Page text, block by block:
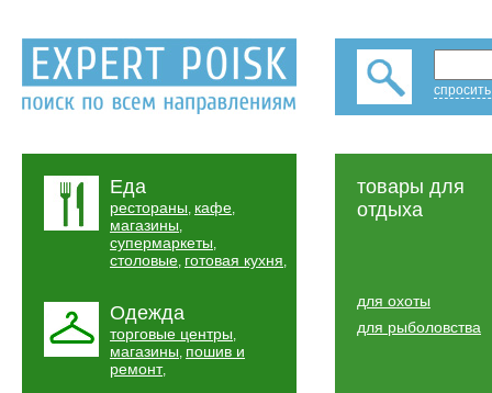
Еда
рестораны, кафе,
магазины,
супермаркеты,
столовые, готовая кухня,
Одежда
торговые центры,
магазины, пошив и
ремонт,
товары для
отдыха
для охоты
для рыболовства